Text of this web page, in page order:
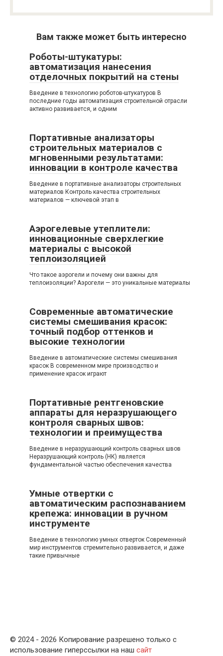
Вам также может быть интересно
Роботы-штукатуры:
автоматизация нанесения
отделочных покрытий на стены
Введение в технологию роботов-штукатуров В
последние годы автоматизация строительной отрасли
активно развивается, и одним
Портативные анализаторы
строительных материалов с
мгновенными результатами:
инновации в контроле качества
Введение в портативные анализаторы строительных
материалов Контроль качества строительных
материалов — ключевой этап в
Аэрогелевые утеплители:
инновационные сверхлегкие
материалы с высокой
теплоизоляцией
Что такое аэрогели и почему они важны для
теплоизоляции? Аэрогели — это уникальные материалы
Современные автоматические
системы смешивания красок:
точный подбор оттенков и
высокие технологии
Введение в автоматические системы смешивания
красок В современном мире производство и
применение красок играют
Портативные рентгеновские
аппараты для неразрушающего
контроля сварных швов:
технологии и преимущества
Введение в неразрушающий контроль сварных швов
Неразрушающий контроль (НК) является
фундаментальной частью обеспечения качества
Умные отвертки с
автоматическим распознаванием
крепежа: инновации в ручном
инструменте
Введение в технологию умных отверток Современный
мир инструментов стремительно развивается, и даже
такие привычные
© 2024 - 2026 Копирование разрешено только с
использование гиперссылки на наш сайт